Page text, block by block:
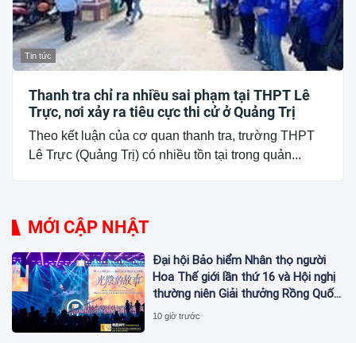
Tin tức
Thanh tra chỉ ra nhiều sai phạm tại THPT Lê
Trực, nơi xảy ra tiêu cực thi cử ở Quảng Trị
Theo kết luận của cơ quan thanh tra, trường THPT
Lê Trực (Quảng Trị) có nhiều tồn tại trong quản...
MỚI CẬP NHẬT
Đại hội Bảo hiểm Nhân thọ người
Hoa Thế giới lần thứ 16 và Hội nghị
thường niên Giải thưởng Rồng Quốc
tế (IDA) 2026 được tổ chức trọng
10 giờ trước